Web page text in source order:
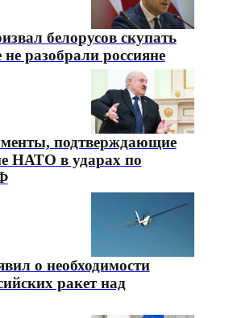
белорусов скупать
разобрали россияне
подтверждающие
НАТО в ударах по
о необходимости
ракет над